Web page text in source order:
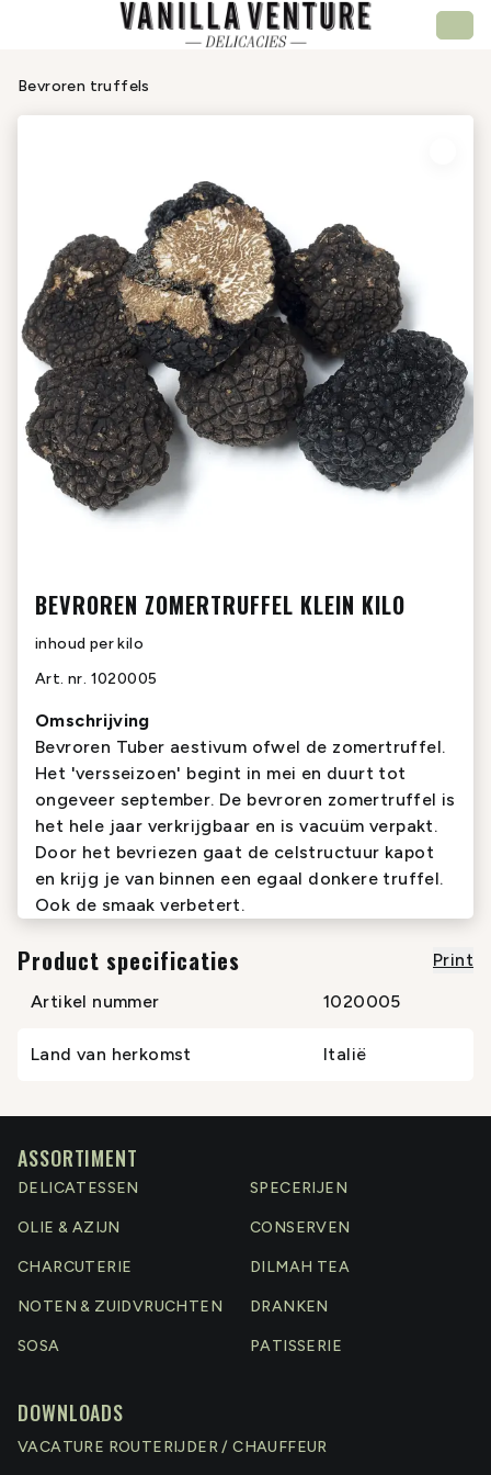
Bevroren truffels
BEVROREN ZOMERTRUFFEL KLEIN KILO
inhoud per kilo
Art. nr. 1020005
Omschrijving
Bevroren Tuber aestivum ofwel de zomertruffel.
Het 'versseizoen' begint in mei en duurt tot
ongeveer september. De bevroren zomertruffel is
het hele jaar verkrijgbaar en is vacuüm verpakt.
Door het bevriezen gaat de celstructuur kapot
en krijg je van binnen een egaal donkere truffel.
Ook de smaak verbetert.
Product specificaties
Print
Artikel nummer
1020005
Land van herkomst Italië
ASSORTIMENT
DELICATESSEN SPECERIJEN
OLIE & AZIJN CONSERVEN
CHARCUTERIE DILMAH TEA
NOTEN & ZUIDVRUCHTEN DRANKEN
SOSA PATISSERIE
DOWNLOADS
VACATURE ROUTERIJDER / CHAUFFEUR